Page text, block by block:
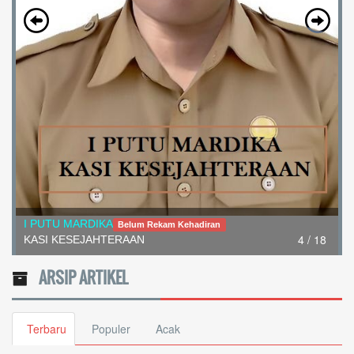
4 / 18
I PUTU MARDIKA Belum Rekam Kehadiran
KASI KESEJAHTERAAN
ARSIP ARTIKEL
Terbaru Populer Acak